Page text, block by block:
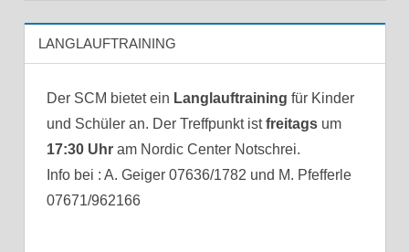
LANGLAUFTRAINING
Der SCM bietet ein Langlauftraining für Kinder
und Schüler an. Der Treffpunkt istfreitagsum
17:30 Uhram Nordic Center Notschrei.
Info bei : A. Geiger 07636/1782 und M. Pfefferle
07671/962166